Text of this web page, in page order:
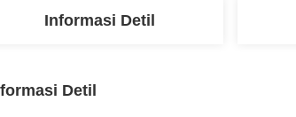
Informasi Detil
Detil